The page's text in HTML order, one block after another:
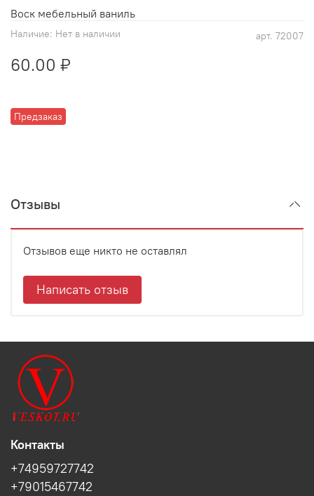
арт. 72007
Наличие: Нет в наличии
Предзаказ
60.00 ₽
Воск мебельный ваниль
Отзывы
Отзывов еще никто не оставлял
Написать отзыв
Контакты
+74959727742
+79015467742